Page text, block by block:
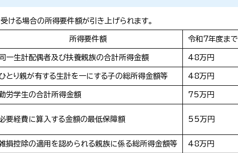
ける場合の所得要件額が引き上げられます。
所得要件額 令和７年度まで
同一生計配偶者及び扶養親族の合計所得金額 48万円
とり親が有する生計を一にする子の総所得金額等 48万円
労学生の合計所得金額 75万円
要経費に算入する金額の最低保障額 55万円
損控除の適用を認められる親族に係る総所得金額等 48万円